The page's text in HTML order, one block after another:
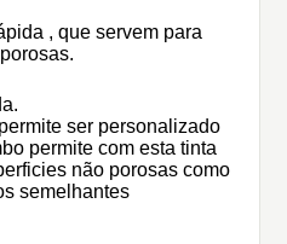
, que servem para
ser personalizado
permite com esta tinta
não porosas como
semelhantes